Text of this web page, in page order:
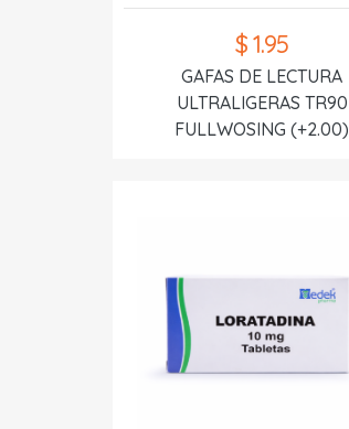
$ 1.95
GAFAS DE LECTURA
ULTRALIGERAS TR90
FULLWOSING (+2.00)